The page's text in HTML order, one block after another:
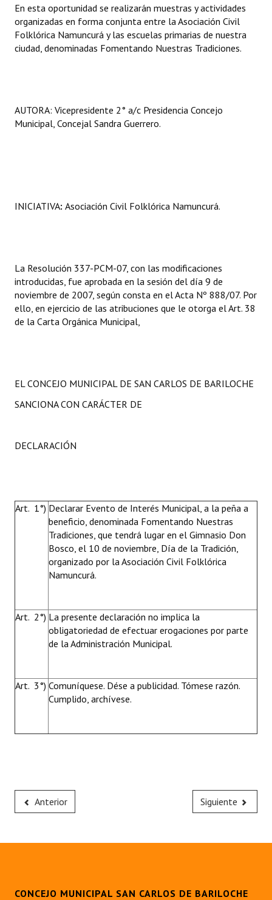
Huéspedes de Honor - Registro
Antiguos Pobladores - Registro
Entrega de distinciones
En esta oportunidad se realizarán muestras y actividades
organizadas en forma conjunta entre la Asociación Civil
Folklórica Namuncurá y las escuelas primarias de nuestra
ciudad, denominadas Fomentando Nuestras Tradiciones.
AUTORA: Vicepresidente 2° a/c Presidencia Concejo
Municipal, Concejal Sandra Guerrero.
INICIATIVA: Asociación Civil Folklórica Namuncurá.
La Resolución 337-PCM-07, con las modificaciones
introducidas, fue aprobada en la sesión del día 9 de
noviembre de 2007, según consta en el Acta Nº 888/07. Por
ello, en ejercicio de las atribuciones que le otorga el Art. 38
de la Carta Orgánica Municipal,
EL CONCEJO MUNICIPAL DE SAN CARLOS DE BARILOCHE
SANCIONA CON CARÁCTER DE
DECLARACIÓN
Art. 1°) Declarar Evento de Interés Municipal, a la peña a
beneficio, denominada Fomentando Nuestras
Tradiciones, que tendrá lugar en el Gimnasio Don
Bosco, el 10 de noviembre, Día de la Tradición,
organizado por la Asociación Civil Folklórica
Namuncurá.
Art. 2°) La presente declaración no implica la
obligatoriedad de efectuar erogaciones por parte
de la Administración Municipal.
Art. 3°) Comuníquese. Dése a publicidad. Tómese razón.
Cumplido, archívese.
Anterior Siguiente
CONCEJO MUNICIPAL SAN CARLOS DE BARILOCHE